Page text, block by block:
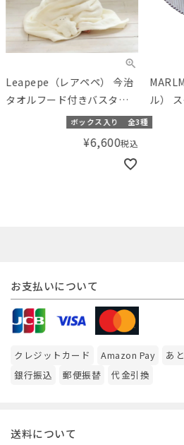
Leapepe（レアペペ） 今治
タオルフード付きバスタオ
ボックス入り 全3種
¥6,600税込
ル）
イプブ
お支払いについて
クレジットカード Amazon Pay
あ
銀行振込
郵便振替 代金引換
送料について